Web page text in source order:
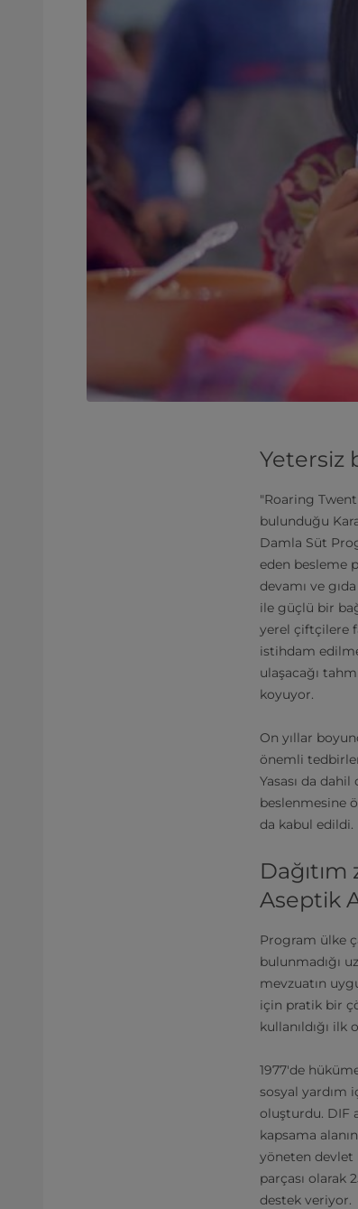
Yetersiz
"Roaring
bulunduğu
Damla Süt
eden besleme
devamı ve
ile güçlü bir
yerel çiftçilere
istihdam
ulaşacağı
koyuyor.
On yıllar
önemli
Yasası da
beslenmesine
da kabul edildi.
Aseptik
Program ülke
bulunmadığı
mevzuatın
için pratik bir
kullanıldığı ilk
1977'de
sosyal yardım
oluşturdu. DIF
kapsama
yöneten devlet
parçası olarak
destek veriyor.